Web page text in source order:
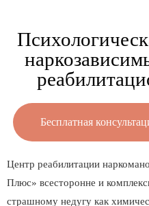
Бесплатная
Центр реабилитации
Плюс» всесторонне и
страшному недугу как